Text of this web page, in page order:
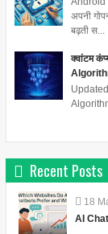
अपनी
बढ़ती स...
क्वांटम
Recent Posts
18
AI